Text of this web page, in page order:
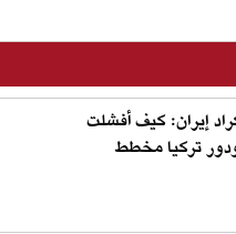
إيران: كيف أفشلت
تركيا مخطط